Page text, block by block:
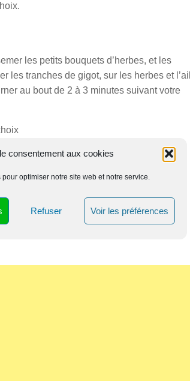
consentement aux cookies
optimiser notre site web et notre service.
Refuser Voir les préférences
les petits bouquets d’herbes, et les
les tranches de gigot, sur les herbes et l’ail
au bout de 2 à 3 minutes suivant votre
certaines sont un peu trop colorées, les
minutes au chaud.
avec quelques cuillères de salsa